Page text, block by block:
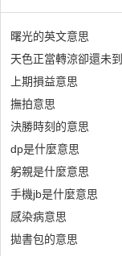
曙光的英文意思
天色正當轉涼卻還未
上期損益意思
撫拍意思
決勝時刻的意思
dp是什麼意思
躬親是什麼意思
手機jb是什麼意思
感染病意思
拋書包的意思